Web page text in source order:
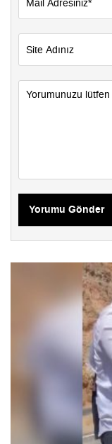
Yorumu Gönder